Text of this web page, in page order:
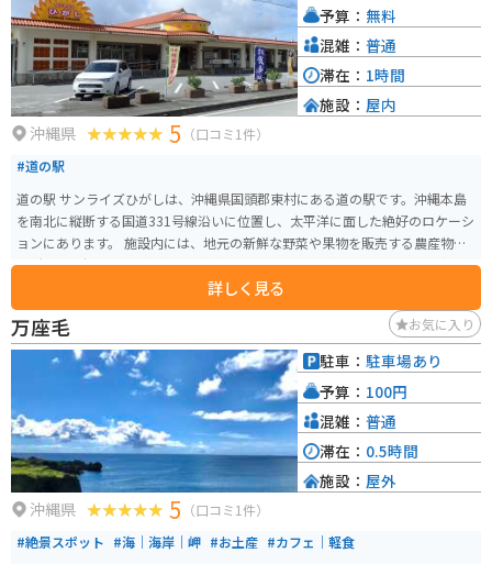
沖縄県 5 （口コミ1件）
#道の駅
道の駅 サンライズひがしは、沖縄県国頭郡東村にある道の駅です。沖縄本島
を南北に縦断する国道331号線沿いに位置し、太平洋に面した絶好のロケーシ
ョンにあります。 施設内には、地元の新鮮な野菜や果物を販売する農産物直
売所や、沖縄そばなどの軽食を提供するレストランがあります。また、太平
洋を一望できる展望台からは、水平線から昇る朝日を眺めることができま
す。 バイクで訪れる場合、道の駅には広々とした駐車場が完備されているの
で安心です。周辺には、慶佐次湾のヒルギ林など、自然豊かな観光スポットも
点在しています。 東村は、パイナップルの生産が盛んな地域として知られて
います。道の駅 サンライズひがしでも、新鮮なパイナップルや、パイナップ
ルを使った加工品を購入することができます。また、東村で収穫される海ぶ
どうもおすすめです。
詳しく見る
予算： 無料
混雑： 普通
滞在： 1時間
施設： 屋内
万座毛 お気に入り
沖縄県 5 （口コミ1件）
#絶景スポット #海｜海岸｜岬 #お土産 #カフェ｜軽食
駐車： 駐車場あり
予算： 100円
混雑： 普通
滞在： 0.5時間
施設： 屋外